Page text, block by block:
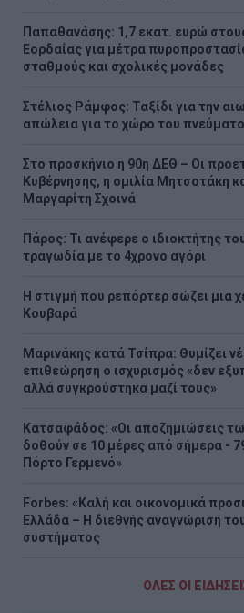
Παπαθανάσης: 1,7 εκατ. ευρώ
Εορδαίας για μέτρα
σταθμούς και σχολικές μονάδες
Στέλιος Ράμφος: Ταξίδι για την
απώλεια για το χώρο του
Στο προσκήνιο η 90η ΔΕΘ – Οι
Κυβέρνησης, η ομιλία Μητσοτάκη
Μαργαρίτη Σχοινά
Πάρος: Τι ανέφερε ο ιδιοκτήτης
τραγωδία με το 4χρονο αγόρι
Η στιγμή που ρεπόρτερ σώζει μια
Κουβαρά
Μαρινάκης κατά Τσίπρα: Θυμίζει
επιθεώρηση ο ισχυρισμός «δεν
αλλά συγκρούστηκα μαζί τους»
Kατσαφάδος: «Οι αποζημιώσεις
δοθούν σε 10 μέρες από σήμερα -
Πόρτο Γερμενό»
Forbes: «Καλή και οικονομικά
Ελλάδα – Η διεθνής αναγνώριση
συστήματος
ΟΛΕΣ ΟΙ